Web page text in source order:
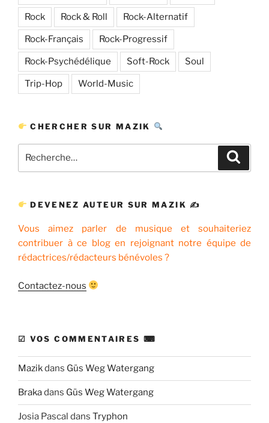
Rock Rock & Roll Rock-Alternatif
Rock-Français Rock-Progressif
Rock-Psychédélique Soft-Rock Soul
Trip-Hop World-Music
CHERCHER SUR MAZIK
pour
DEVENEZ AUTEUR SUR MAZIK ✍
Vous aimez parler de musique et souhaiteriez
contribuer à ce blog en rejoignant notre équipe de
rédactrices/rédacteurs bénévoles ?
Contactez-nous
☑ VOS COMMENTAIRES ⌨
Mazikdans Güs Weg Watergang
Brakadans Güs Weg Watergang
Josia Pascal dans Tryphon